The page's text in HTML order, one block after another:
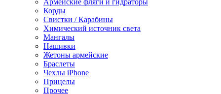
Армейские фляги и гидраторы
Корды
Свистки / Карабины
Химический источник света
Мангалы
Нашивки
Жетоны армейские
Браслеты
Чехлы iPhone
Прицелы
Прочее